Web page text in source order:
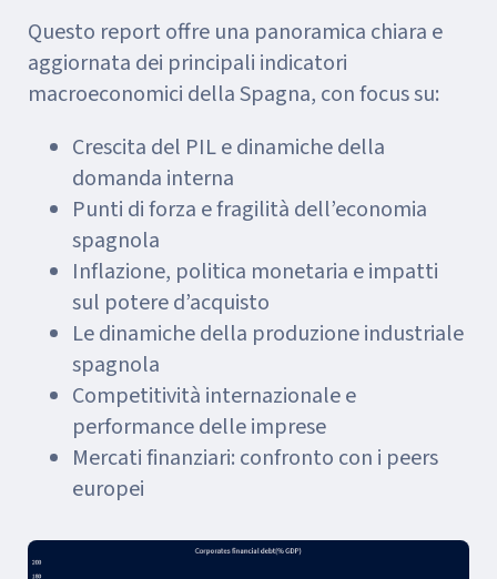
Questo report offre una panoramica chiara e
aggiornata dei principali indicatori
macroeconomici della Spagna, con focus su:
Crescita del PIL e dinamiche della
domanda interna
Punti di forza e fragilità dell’economia
spagnola
Inflazione, politica monetaria e impatti
sul potere d’acquisto
Le dinamiche della produzione industriale
spagnola
Competitività internazionale e
performance delle imprese
Mercati finanziari: confronto con i peers
europei